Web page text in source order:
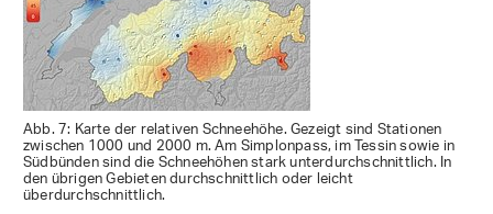
Abb. 7: Karte der relativen Schneehöhe. Gezeigt sind Stationen
zwischen 1000 und 2000 m. Am Simplonpass, im Tessin sowie in
Südbünden sind die Schneehöhen stark unterdurchschnittlich. In
den übrigen Gebieten durchschnittlich oder leicht
überdurchschnittlich.